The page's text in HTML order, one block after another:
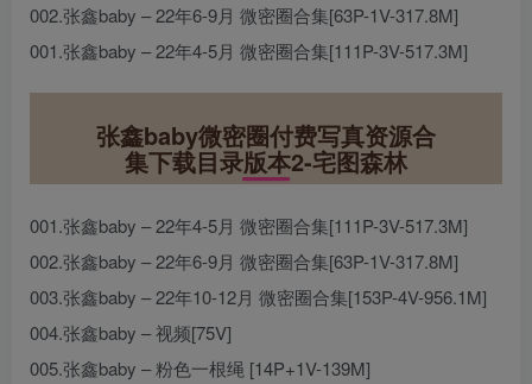
002.张鑫baby – 22年6-9月 微密圈合集[63P-1V-317.8M]
001.张鑫baby – 22年4-5月 微密圈合集[111P-3V-517.3M]
张鑫baby微密圈付费写真资源合
集下载目录版本2-宅图森林
001.张鑫baby – 22年4-5月 微密圈合集[111P-3V-517.3M]
002.张鑫baby – 22年6-9月 微密圈合集[63P-1V-317.8M]
003.张鑫baby – 22年10-12月 微密圈合集[153P-4V-956.1M]
004.张鑫baby – 视频[75V]
005.张鑫baby – 粉色一根绳 [14P+1V-139M]